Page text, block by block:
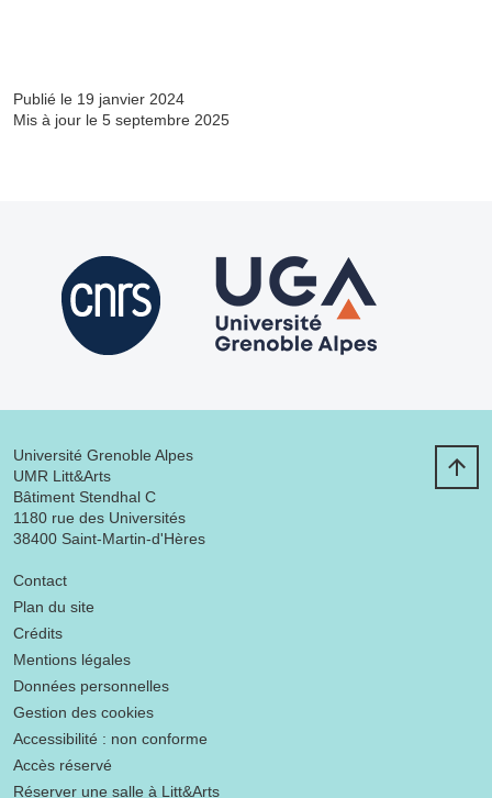
Publié le 19 janvier 2024
Mis à jour le 5 septembre 2025
Université Grenoble Alpes
UMR Litt&Arts
Bâtiment Stendhal C
1180 rue des Universités
38400 Saint-Martin-d'Hères
Menu footer
Contact
Plan du site
Crédits
Mentions légales
Données personnelles
Gestion des cookies
Accessibilité : non conforme
Accès réservé
Réserver une salle à Litt&Arts